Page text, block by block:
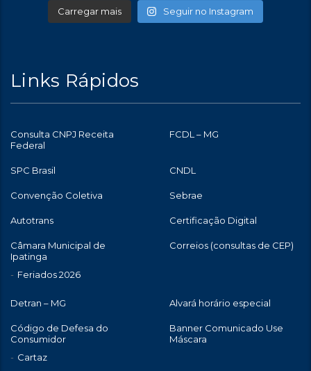
Carregar mais Seguir no Instagram
Links Rápidos
Consulta CNPJ Receita
Federal
FCDL – MG
SPC Brasil CNDL
Convenção Coletiva Sebrae
Autotrans Certificação Digital
Câmara Municipal de
Ipatinga
Feriados 2026
Correios (consultas de CEP)
Detran – MG Alvará horário especial
Código de Defesa do
Consumidor
Cartaz
Banner Comunicado Use
Máscara